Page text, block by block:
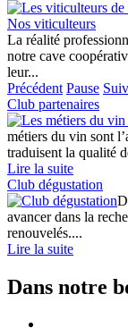
Nos viticulteurs
La réalité
notre cave
leur...
Précédent Pause
Club partenaires
métiers du vin sont
traduisent la qualité
Lire la suite
Club dégustation
avancer dans la
renouvelés....
Lire la suite
Dans notre